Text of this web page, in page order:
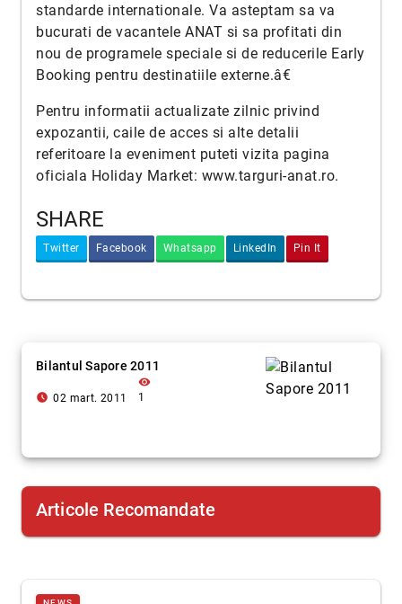
standarde internationale. Va asteptam sa va
bucurati de vacantele ANAT si sa profitati din
nou de programele speciale si de reducerile Early
Booking pentru destinatiile externe.â€
Pentru informatii actualizate zilnic privind
expozantii, caile de acces si alte detalii
referitoare la eveniment puteti vizita pagina
oficiala Holiday Market: www.targuri-anat.ro.
SHARE
Twitter Facebook Whatsapp LinkedIn Pin It
Bilantul Sapore 2011
access_time_filled 02 mart. 2011
visibility
1
Articole Recomandate